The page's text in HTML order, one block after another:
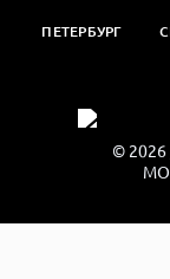
ПЕТЕРБУРГ
© 2026